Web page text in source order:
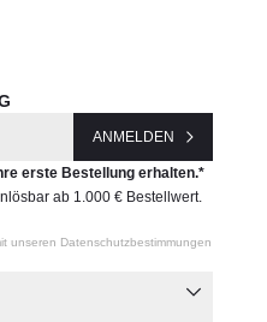
ANMELDEN
erste Bestellung erhalten.*
ab 1.000 € Bestellwert.
unseren Datenschutzbestimmungen